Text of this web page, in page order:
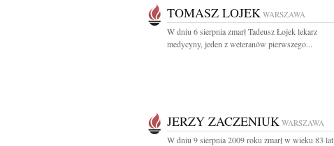
TOMASZ LOJEK WARSZAWA
W dniu 6 sierpnia zmarł Tadeusz Łojek lekarz
medycyny, jeden z weteranów pierwszego...
JERZY ZACZENIUK WARSZAWA
W dniu 9 sierpnia 2009 roku zmarł w wieku 83 lat